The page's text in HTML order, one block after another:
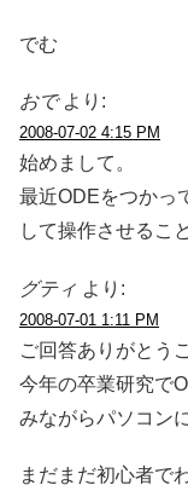
でむ
おで より:
2008-07-02 4:15 PM
始めまして。
最近ODEをつかっ
して操作させるこ
グティ より:
2008-07-01 1:11 PM
ご回答ありがとう
今年の卒業研究で
みながらパソコン
まだまだ初心者で